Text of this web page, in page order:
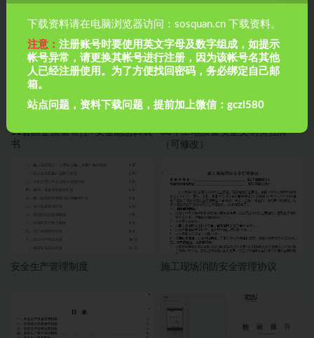
11套国企质量管控+安全隐患口袋
书
33个工地质量安全文明类挂牌
（可修改）
安全生产管理制度 施工现场消防安全管理协议
下载资料请在电脑浏览器访问：sosquan.cn 下载资料。
注意：注册账号时要使用英文字母及数字组成，如提示
帐号异常，请更换其帐号进行注册，因为该帐号名其他
人已经注册使用。为了方便找回密码，务必绑定自己邮
箱。
站点问题，资料下载问题，提前加上微信：gczl580